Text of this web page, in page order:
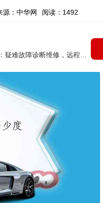
源：中华网 阅读：1492